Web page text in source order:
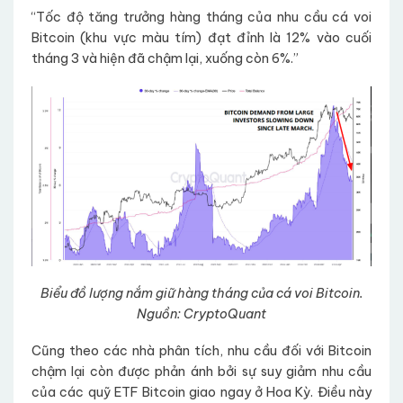
“Tốc độ tăng trưởng hàng tháng của nhu cầu cá voi
Bitcoin (khu vực màu tím) đạt đỉnh là 12% vào cuối
tháng 3 và hiện đã chậm lại, xuống còn 6%.”
Biểu đồ lượng nắm giữ hàng tháng của cá voi Bitcoin.
Nguồn: CryptoQuant
Cũng theo các nhà phân tích, nhu cầu đối với Bitcoin
chậm lại còn được phản ánh bởi sự suy giảm nhu cầu
của các quỹ ETF Bitcoin giao ngay ở Hoa Kỳ. Điều này